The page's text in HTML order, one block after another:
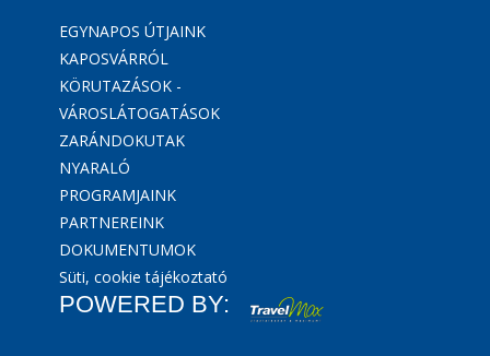
EGYNAPOS ÚTJAINK
KAPOSVÁRRÓL
KÖRUTAZÁSOK -
VÁROSLÁTOGATÁSOK
ZARÁNDOKUTAK
NYARALÓ
PROGRAMJAINK
PARTNEREINK
DOKUMENTUMOK
Süti, cookie tájékoztató
POWERED BY: